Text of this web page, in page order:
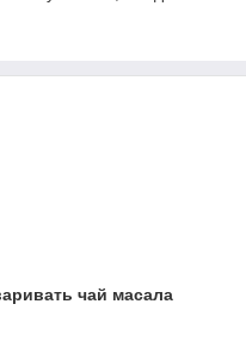
чай масала